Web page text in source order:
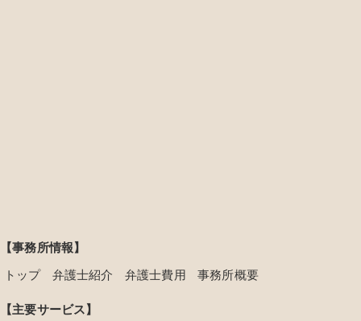
【事務所情報】
トップ
弁護士紹介 弁護士費用
事務所概要
【主要サービス】